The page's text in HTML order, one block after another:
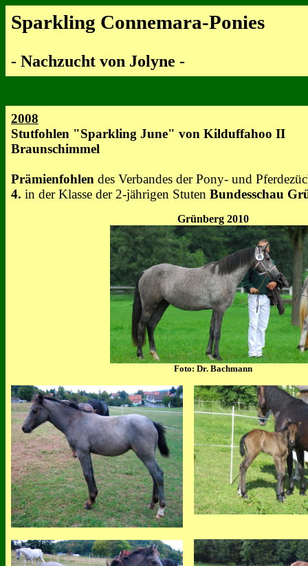
Sparkling Connemara-Ponies
- Nachzucht von Jolyne -
2008
Stutfohlen "Sparkling June" von Kilduffahoo II
Braunschimmel
Prämienfohlen des Verbandes der Pony- und
4. in der Klasse der 2-jährigen Stuten Bundesschau
Grünberg 2010
Foto: Dr. Bachmann